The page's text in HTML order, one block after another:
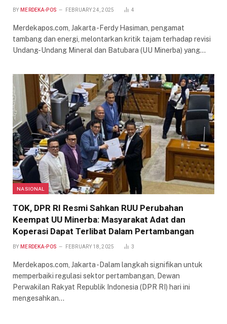
BY MERDEKA-POS FEBRUARY 24, 2025 4
Merdekapos.com, Jakarta -Ferdy Hasiman, pengamat
tambang dan energi, melontarkan kritik tajam terhadap revisi
Undang-Undang Mineral dan Batubara (UU Minerba) yang…
NASIONAL
TOK, DPR RI Resmi Sahkan RUU Perubahan
Keempat UU Minerba: Masyarakat Adat dan
Koperasi Dapat Terlibat Dalam Pertambangan
BY MERDEKA-POS FEBRUARY 18, 2025 3
Merdekapos.com, Jakarta -Dalam langkah signifikan untuk
memperbaiki regulasi sektor pertambangan, Dewan
Perwakilan Rakyat Republik Indonesia (DPR RI) hari ini
mengesahkan…